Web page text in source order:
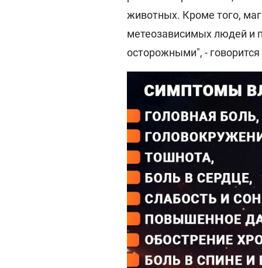
животных. Кроме того,
метеозависимых людей и
осторожными", -